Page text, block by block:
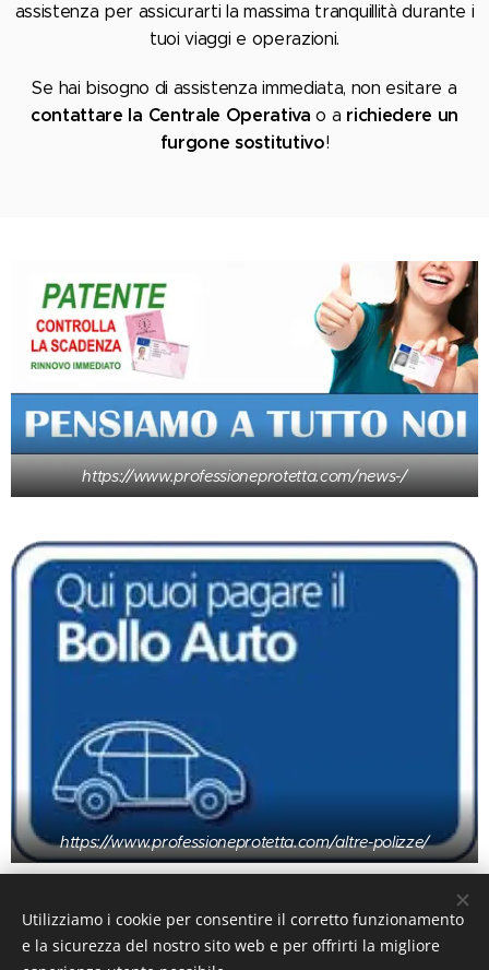
assistenza per assicurarti la massima tranquillità durante i
tuoi viaggi e operazioni.
Se hai bisogno di assistenza immediata, non esitare a
contattare la Centrale Operativa o a richiedere un
furgone sostitutivo!
https://www.professioneprotetta.com/news-/
https://www.professioneprotetta.com/altre-polizze/
Privacy policy -C ookie policy www.professioneprotetta.com
Ettore Martino Broker Ivass B000161989, Teverola (CE) Via
Utilizziamo i cookie per consentire il corretto funzionamento
e la sicurezza del nostro sito web e per offrirti la migliore